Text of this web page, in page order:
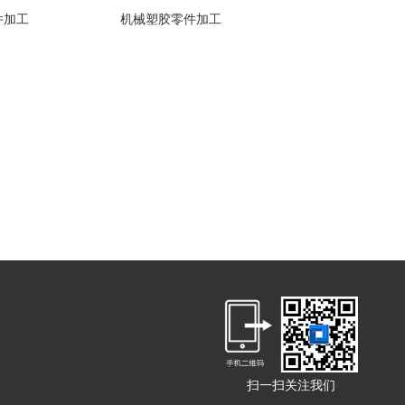
工 机械塑胶零件加工
扫一扫关注我们